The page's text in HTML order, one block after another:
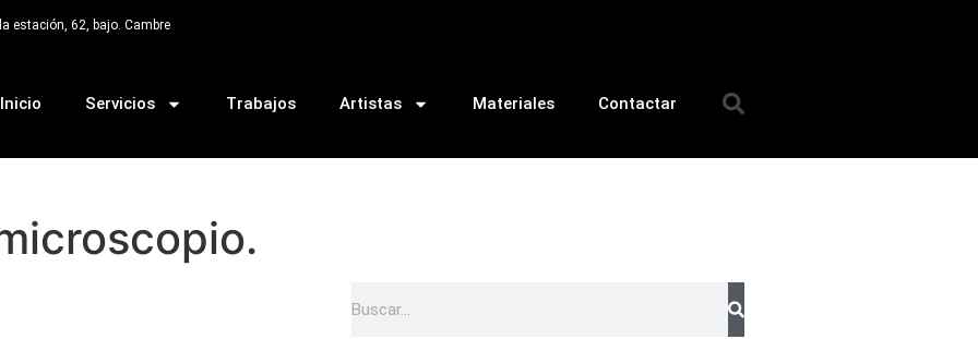
estación, 62, bajo. Cambre
Inicio Servicios Trabajos Artistas Materiales Contactar